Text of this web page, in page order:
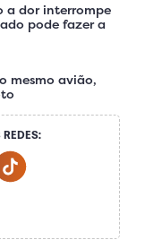
a dor interrompe
pode fazer a
mesmo avião,
MediaMedia
Social Media
Social Media
Tiktok Social
Social Media